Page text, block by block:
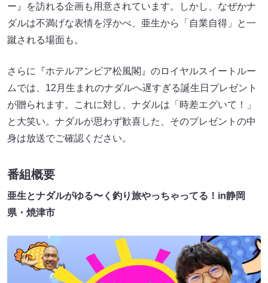
ー』を訪れる企画も用意されています。しかし、なぜかナ
ダルは不満げな表情を浮かべ、亜生から「自業自得」と一
蹴される場面も。
さらに『ホテルアンビア松風閣』のロイヤルスイートルー
ムでは、12月生まれのナダルへ遅すぎる誕生日プレゼント
が贈られます。これに対し、ナダルは「時差エグいて！」
と大笑い。ナダルが思わず歓喜した、そのプレゼントの中
身は放送でご確認ください。
番組概要
亜生とナダルがゆる〜く釣り旅やっちゃってる！in静岡
県・焼津市